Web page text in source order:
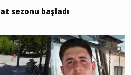
sezonu başladı